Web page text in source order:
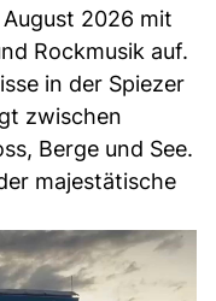
2026 mit
Rockmusik auf.
in der Spiezer
zwischen
Berge und See.
majestätische